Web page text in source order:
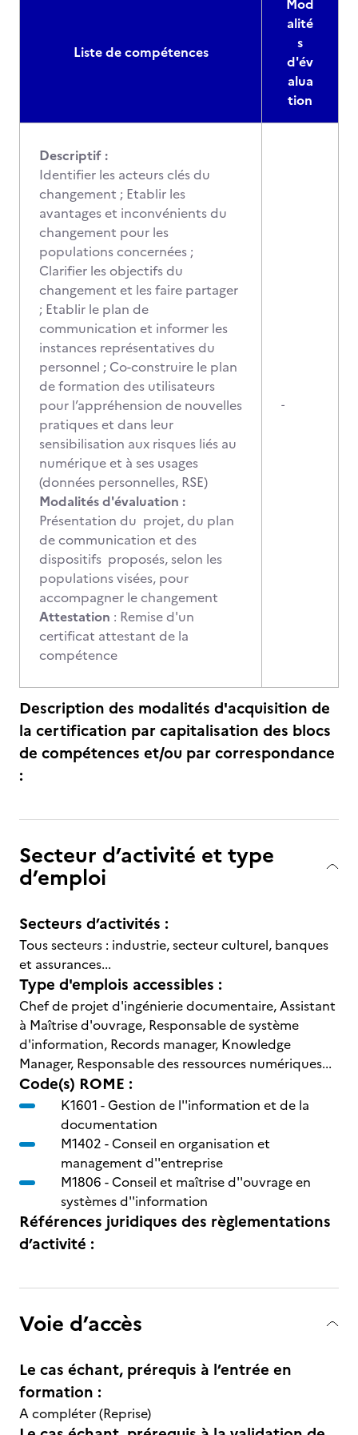
Liste de compétences
Mod
alité
s
d'év
alua
tion
Descriptif :
Identifier les acteurs clés du
changement ; Etablir les
avantages et inconvénients du
changement pour les
populations concernées ;
Clarifier les objectifs du
changement et les faire partager
; Etablir le plan de
communication et informer les
instances représentatives du
personnel ; Co-construire le plan
de formation des utilisateurs
pour l’appréhension de nouvelles
pratiques et dans leur
sensibilisation aux risques liés au
numérique et à ses usages
(données personnelles, RSE)
Modalités d'évaluation :
Présentation du projet, du plan
de communication et des
dispositifs proposés, selon les
populations visées, pour
accompagner le changement
Attestation : Remise d'un
certificat attestant de la
compétence
-
Description des modalités d'acquisition de
la certification par capitalisation des blocs
de compétences et/ou par correspondance
:
Secteur d’activité et type
d’emploi
Secteurs d’activités :
Tous secteurs : industrie, secteur culturel, banques
et assurances...
Type d'emplois accessibles :
Chef de projet d'ingénierie documentaire, Assistant
à Maîtrise d'ouvrage, Responsable de système
d'information, Records manager, Knowledge
Manager, Responsable des ressources numériques...
Code(s) ROME :
K1601 -Gestion de l''information et de la
documentation
M1402 -Conseil en organisation et
management d''entreprise
M1806 -Conseil et maîtrise d''ouvrage en
systèmes d''information
Références juridiques des règlementations
d’activité :
Voie d’accès
Le cas échant, prérequis à l’entrée en
formation :
A compléter (Reprise)